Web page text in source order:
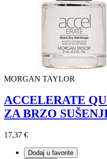
MORGAN TAYLOR
ACCELERATE
ZA BRZO
17,37 €
Dodaj u favorite